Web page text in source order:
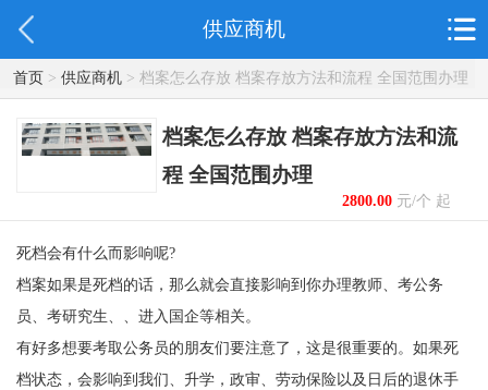
供应商机
首页> 供应商机> 档案怎么存放 档案存放方法和流程 全国范围办理
档案怎么存放 档案存放方法和流
程 全国范围办理
2800.00元/个 起
死档会有什么而影响呢?
档案如果是死档的话，那么就会直接影响到你办理教师、考公务
员、考研究生、、进入国企等相关。
有好多想要考取公务员的朋友们要注意了，这是很重要的。如果死
档状态，会影响到我们、升学，政审、劳动保险以及日后的退休手